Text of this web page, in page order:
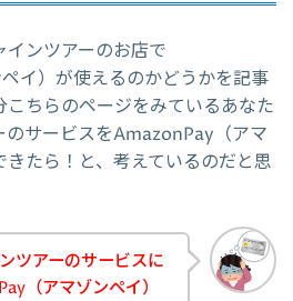
インツアーのお店で
イ）が使えるのかどうかを記事
ちらのページをみているあなた
のサービスをAmazonPay（アマ
たら！と、考えているのだと思
ツアーのサービスに
（アマゾンペイ）